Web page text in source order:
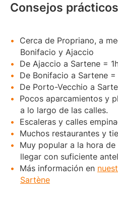
Consejos prácticos
Cerca de Propriano, a
Bonifacio y Ajaccio
De Ajaccio a Sartene =
De Bonifacio a Sartene =
De Porto-Vecchio a
Pocos aparcamientos y
a lo largo de las calles.
Escaleras y calles
Muchos restaurantes y
Muy popular a la hora
llegar con suficiente
Más información en
Sartène